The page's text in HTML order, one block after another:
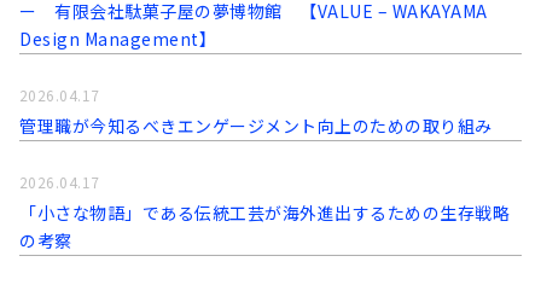
ー 有限会社駄菓子屋の夢博物館 【VALUE – WAKAYAMA
Design Management】
管理職が今知るべきエンゲージメント向上のための取り組み
2026.04.17
「小さな物語」である伝統工芸が海外進出するための生存戦略
の考察
2026.04.17